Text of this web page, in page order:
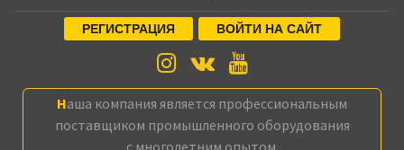
РЕГИСТРАЦИЯ ВОЙТИ НА САЙТ
Наша компания является профессиональным
поставщиком промышленного оборудования